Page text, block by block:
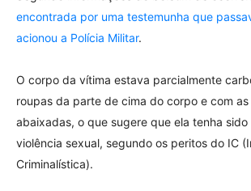
encontrada por uma testemunha que
acionou a Polícia Militar.
O corpo da vítima estava parcialmente
roupas da parte de cima do corpo e com
abaixadas, o que sugere que ela tenha
violência sexual, segundo os peritos do IC
Criminalística).